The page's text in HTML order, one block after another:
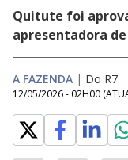
Quitute foi
apresentadora
A FAZENDA | Do R7
12/05/2026 - 02H00